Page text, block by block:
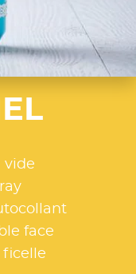
vide
face
ficelle